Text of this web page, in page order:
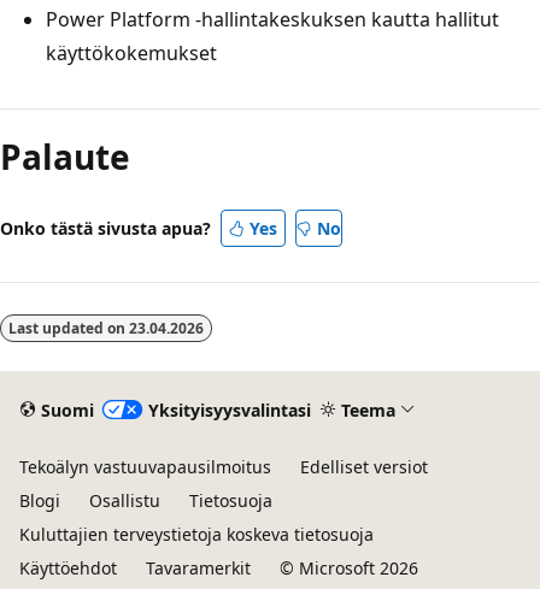
Power Platform -hallintakeskuksen kautta hallitut
käyttökokemukset
Lukutila
poistettu
käytöstä
Palaute
Onko tästä sivusta apua? Yes No
Last updated on 23.04.2026
Suomi Yksityisyysvalintasi Teema
Tekoälyn vastuuvapausilmoitus
Edelliset versiot
Blogi
Osallistu
Tietosuoja
Kuluttajien terveystietoja koskeva tietosuoja
Käyttöehdot
Tavaramerkit © Microsoft 2026